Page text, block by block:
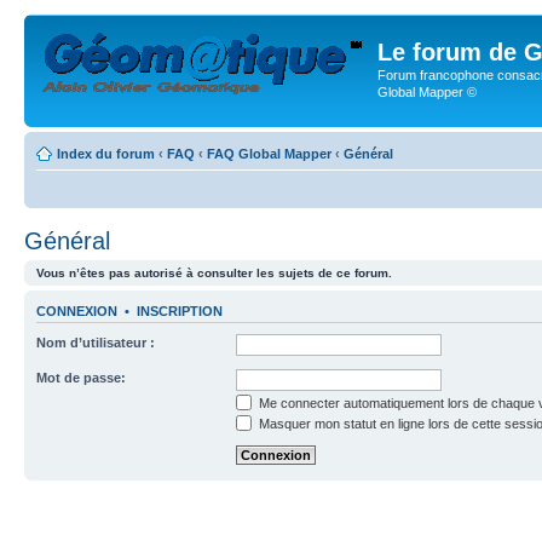
Le forum de
Forum francophone
Global Mapper ©
Index du forum ‹ FAQ ‹ FAQ Global Mapper ‹ Général
Général
Vous n’êtes pas autorisé à consulter les sujets de ce forum.
CONNEXION • INSCRIPTION
Nom d’utilisateur :
Mot de passe:
Me connecter automatiquement lors de chaque
Masquer mon statut en ligne lors de cette